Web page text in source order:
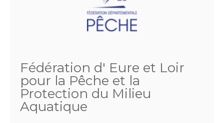
Fédération d' Eure et Loir
pour la Pêche et la
Protection du Milieu
Aquatique